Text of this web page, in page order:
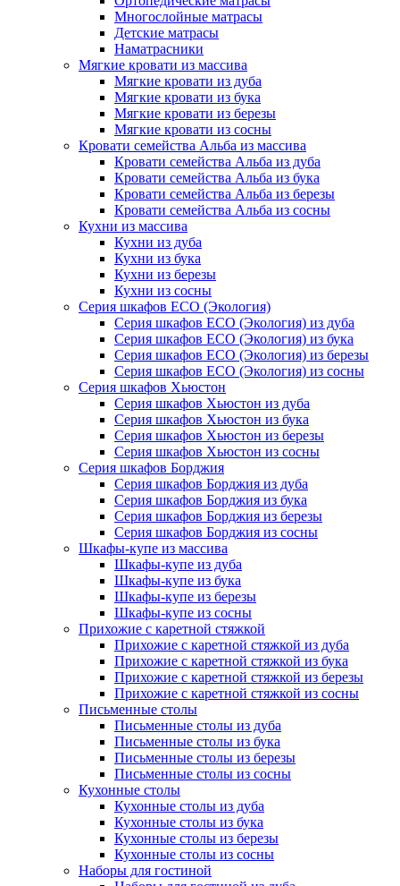
Многослойные матрасы
Детские матрасы
Наматрасники
Мягкие кровати из массива
Мягкие кровати из дуба
Мягкие кровати из бука
Мягкие кровати из березы
Мягкие кровати из сосны
Кровати семейства Альба из массива
Кровати семейства Альба из дуба
Кровати семейства Альба из бука
Кровати семейства Альба из березы
Кровати семейства Альба из сосны
Кухни из массива
Кухни из дуба
Кухни из бука
Кухни из березы
Кухни из сосны
Серия шкафов ECO (Экология)
Серия шкафов ECO (Экология) из дуба
Серия шкафов ECO (Экология) из бука
Серия шкафов ECO (Экология) из березы
Серия шкафов ECO (Экология) из сосны
Серия шкафов Хьюстон
Серия шкафов Хьюстон из дуба
Серия шкафов Хьюстон из бука
Серия шкафов Хьюстон из березы
Серия шкафов Хьюстон из сосны
Серия шкафов Борджия
Серия шкафов Борджия из дуба
Серия шкафов Борджия из бука
Серия шкафов Борджия из березы
Серия шкафов Борджия из сосны
Шкафы-купе из массива
Шкафы-купе из дуба
Шкафы-купе из бука
Шкафы-купе из березы
Шкафы-купе из сосны
Прихожие с каретной стяжкой
Прихожие с каретной стяжкой из дуба
Прихожие с каретной стяжкой из бука
Прихожие с каретной стяжкой из березы
Прихожие с каретной стяжкой из сосны
Письменные столы
Письменные столы из дуба
Письменные столы из бука
Письменные столы из березы
Письменные столы из сосны
Кухонные столы
Кухонные столы из дуба
Кухонные столы из бука
Кухонные столы из березы
Кухонные столы из сосны
Наборы для гостиной